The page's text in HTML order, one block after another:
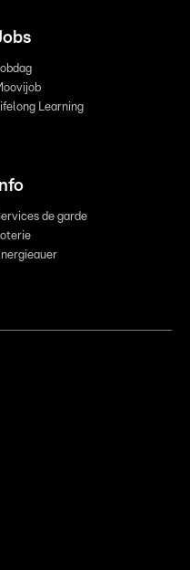
Lifelong Learning
Info
de garde
Loterie